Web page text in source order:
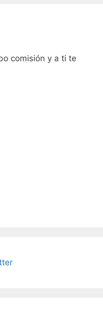
comisión y a ti te